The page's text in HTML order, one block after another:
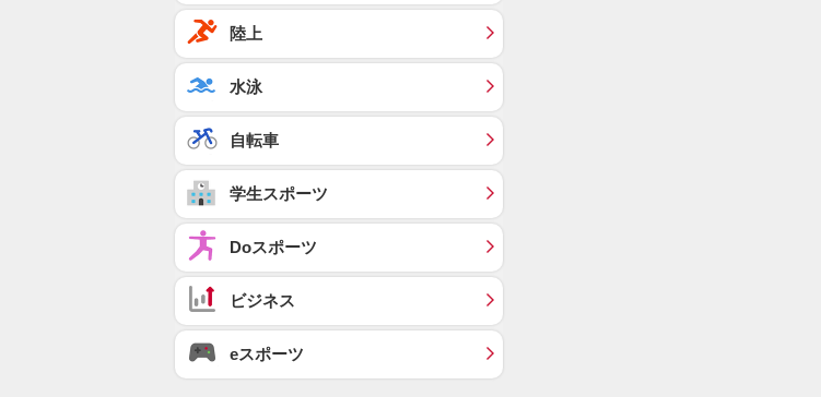
陸上
水泳
自転車
学生スポーツ
Doスポーツ
ビジネス
eスポーツ